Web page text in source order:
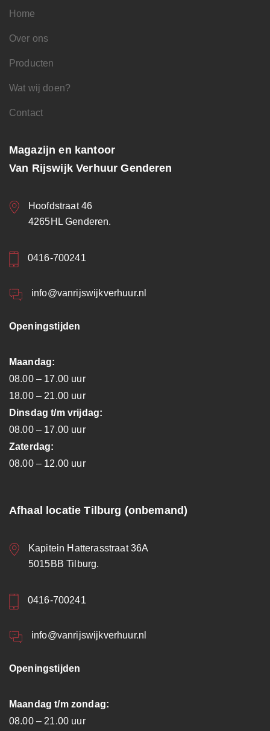
Home
Over ons
Producten
Wat wij doen?
Contact
Magazijn en kantoor
Van Rijswijk Verhuur Genderen
Hoofdstraat 46
4265HL Genderen.
0416-700241
info@vanrijswijkverhuur.nl
Openingstijden
Maandag:
08.00 – 17.00 uur
18.00 – 21.00 uur
Dinsdag t/m vrijdag:
08.00 – 17.00 uur
Zaterdag:
08.00 – 12.00 uur
Afhaal locatie Tilburg (onbemand)
Kapitein Hatterasstraat 36A
5015BB Tilburg.
0416-700241
info@vanrijswijkverhuur.nl
Openingstijden
Maandag t/m zondag:
08.00 – 21.00 uur